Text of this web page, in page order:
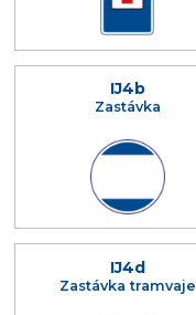
IJ4b
Zastávka
IJ4d
Zastávka tramvaje